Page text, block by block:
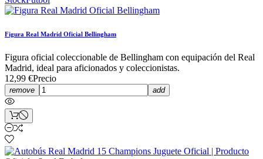
Figura Real Madrid Oficial Bellingham
Figura oficial coleccionable de Bellingham con equipación del Real
Madrid, ideal para aficionados y coleccionistas.
12,99 €Precio
remove add